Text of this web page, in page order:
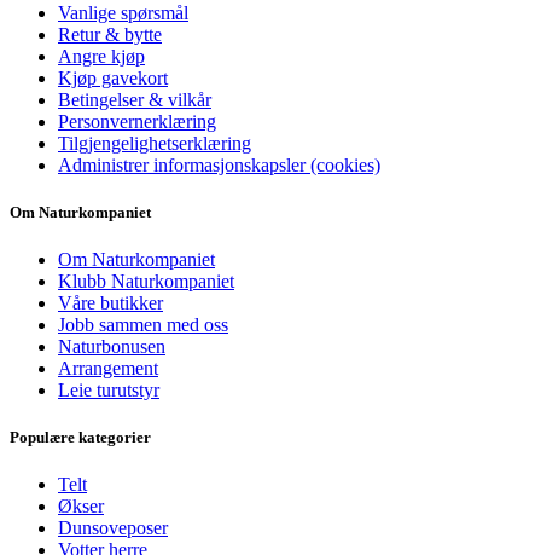
Vanlige spørsmål
Retur & bytte
Angre kjøp
Kjøp gavekort
Betingelser & vilkår
Personvernerklæring
Tilgjengelighetserklæring
Administrer informasjonskapsler (cookies)
Om Naturkompaniet
Om Naturkompaniet
Klubb Naturkompaniet
Våre butikker
Jobb sammen med oss
Naturbonusen
Arrangement
Leie turutstyr
Populære kategorier
Telt
Økser
Dunsoveposer
Votter herre